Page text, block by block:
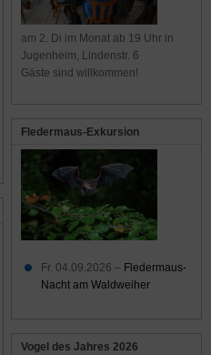
am 2. Di im Monat ab 19 Uhr in
Jugenheim, Lindenstr. 6
Gäste sind willkommen!
Fledermaus-Exkursion
Fr. 04.09.2026 – Fledermaus-
Nacht am Waldweiher
Vogel des Jahres 2026